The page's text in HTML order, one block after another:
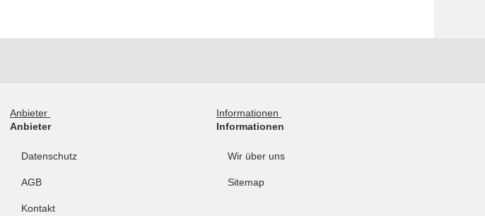
Anbieter
Anbieter
Datenschutz
AGB
Kontakt
Informationen
Informationen
Wir über uns
Sitemap